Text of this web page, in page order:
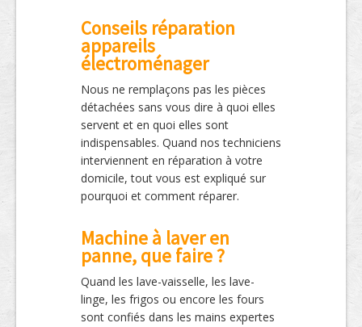
Conseils réparation
appareils
électroménager
Nous ne remplaçons pas les pièces
détachées sans vous dire à quoi elles
servent et en quoi elles sont
indispensables. Quand nos techniciens
interviennent en réparation à votre
domicile, tout vous est expliqué sur
pourquoi et comment réparer.
Machine à laver en
panne, que faire ?
Quand les lave-vaisselle, les lave-
linge, les frigos ou encore les fours
sont confiés dans les mains expertes